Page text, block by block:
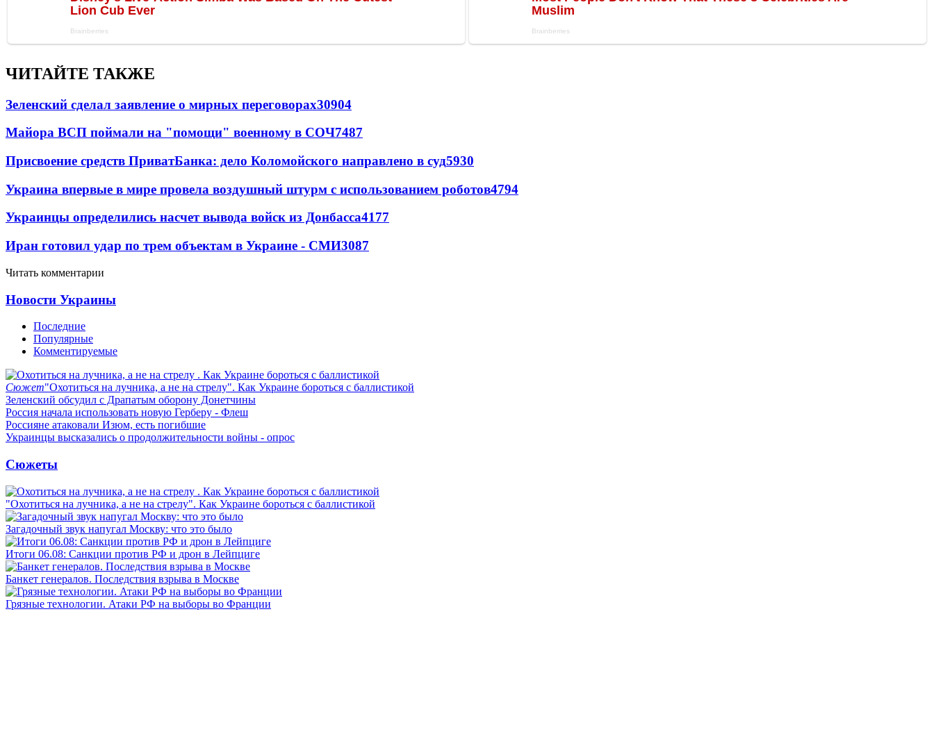
ЧИТАЙТЕ ТАКЖЕ
Зеленский сделал заявление о мирных переговорах30904
Майора ВСП поймали на "помощи" военному в СОЧ7487
Присвоение средств ПриватБанка: дело Коломойского направлено в суд5930
Украина впервые в мире провела воздушный штурм с использованием роботов4794
Украинцы определились насчет вывода войск из Донбасса4177
Иран готовил удар по трем объектам в Украине - СМИ3087
Читать комментарии
Новости Украины
Последние
Популярные
Комментируемые
Сюжет"Охотиться на лучника, а не на стрелу". Как Украине бороться с баллистикой
Зеленский обсудил с Драпатым оборону Донетчины
Россия начала использовать новую Герберу - Флеш
Россияне атаковали Изюм, есть погибшие
Украинцы высказались о продолжительности войны - опрос
Сюжеты
"Охотиться на лучника, а не на стрелу". Как Украине бороться с баллистикой
Загадочный звук напугал Москву: что это было
Итоги 06.08: Санкции против РФ и дрон в Лейпциге
Банкет генералов. Последствия взрыва в Москве
Грязные технологии. Атаки РФ на выборы во Франции